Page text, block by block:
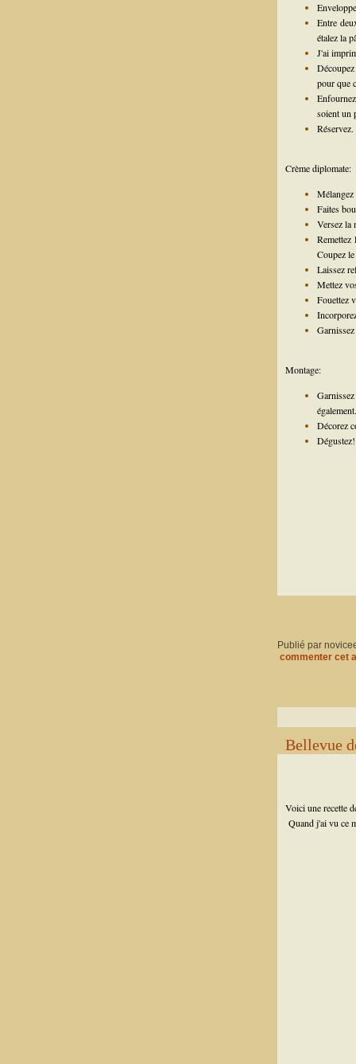
Entre
étalez la
J'ai
pour que
soient un
Réservez.
Crème diplomate:
Mélangez
Faites
Versez la
Remettez
Coupez
Laissez
Mettez
Fouettez
Montage:
également.
Décorez
Dégustez!
Publié par
commenter cet
Bellevue
Voici une recette
Quand j'ai vu ce